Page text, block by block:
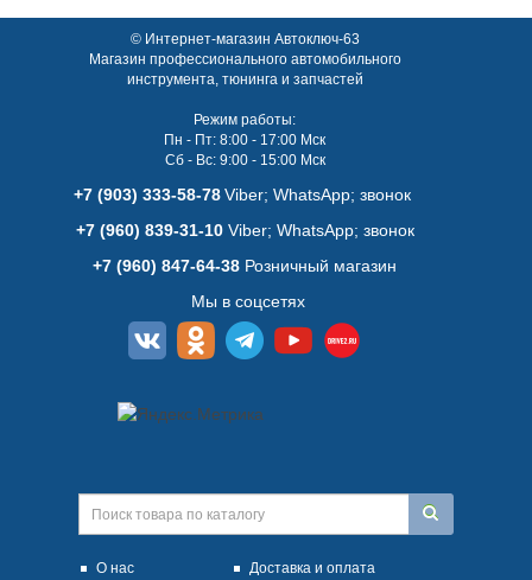
© Интернет-магазин Автоключ-63
Магазин профессионального автомобильного
инструмента, тюнинга и запчастей
Режим работы:
Пн - Пт: 8:00 - 17:00 Мск
Сб - Вс: 9:00 - 15:00 Мск
+7 (903) 333-58-78 Viber; WhatsАpp; звонок
+7 (960) 839-31-10Viber; WhatsАpp; звонок
+7 (960) 847-64-38 Розничный магазин
Мы в соцсетях
О нас Доставка и оплата